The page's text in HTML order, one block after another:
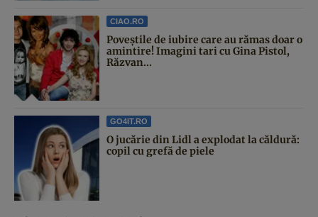
CIAO.RO
Poveştile de iubire care au rămas doar o
amintire! Imagini tari cu Gina Pistol,
Răzvan...
GO4IT.RO
O jucărie din Lidl a explodat la căldură:
copil cu grefă de piele